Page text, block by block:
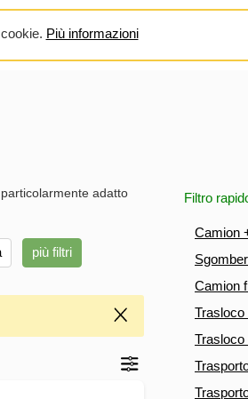
Più informazioni
Filtro
Camion
Camion
Trasloco
Trasloco
adatto
più filtri